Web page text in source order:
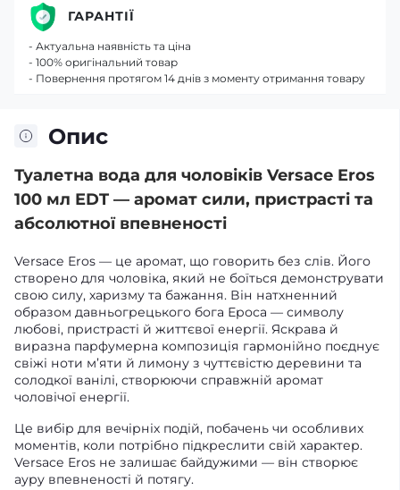
Опис
Туалетна вода для чоловіків Versace Eros
100 мл EDT — аромат сили, пристрасті та
абсолютної впевненості
Versace Eros — це аромат, що говорить без слів. Його
створено для чоловіка, який не боїться демонструвати
свою силу, харизму та бажання. Він натхненний
образом давньогрецького бога Ероса — символу
любові, пристрасті й життєвої енергії. Яскрава й
виразна парфумерна композиція гармонійно поєднує
свіжі ноти м’яти й лимону з чуттєвістю деревини та
солодкої ванілі, створюючи справжній аромат
чоловічої енергії.
Це вибір для вечірніх подій, побачень чи особливих
моментів, коли потрібно підкреслити свій характер.
Versace Eros не залишає байдужими — він створює
ауру впевненості й потягу.
ГАРАНТІЇ
- Актуальна наявність та ціна
- 100% оригінальний товар
- Повернення протягом 14 днів з моменту отримання товару